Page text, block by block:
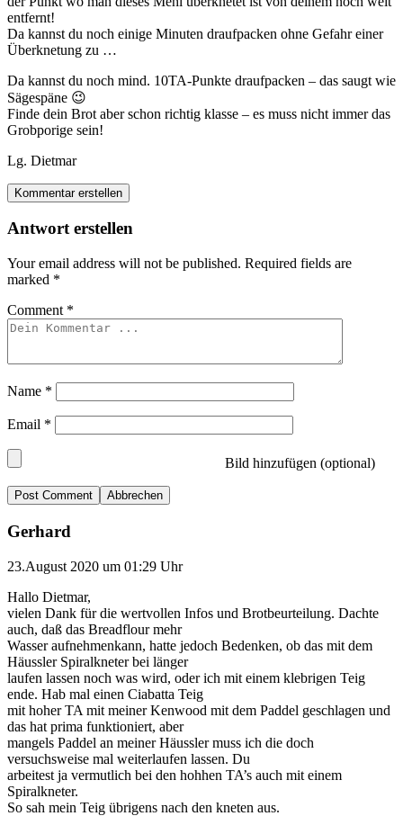
entfernt!
Da kannst du noch einige Minuten draufpacken ohne Gefahr einer
Überknetung zu …
Da kannst du noch mind. 10TA-Punkte draufpacken – das saugt wie
Sägespäne 😉
Finde dein Brot aber schon richtig klasse – es muss nicht immer das
Grobporige sein!
Lg. Dietmar
Kommentar erstellen
Antwort erstellen
Your email address will not be published. Required fields are
marked *
Comment *
Name *
Email *
Bild hinzufügen (optional)
Abbrechen
Gerhard
23.August 2020 um 01:29 Uhr
Hallo Dietmar,
vielen Dank für die wertvollen Infos und Brotbeurteilung. Dachte
auch, daß das Breadflour mehr
Wasser aufnehmenkann, hatte jedoch Bedenken, ob das mit dem
Häussler Spiralkneter bei länger
laufen lassen noch was wird, oder ich mit einem klebrigen Teig
ende. Hab mal einen Ciabatta Teig
mit hoher TA mit meiner Kenwood mit dem Paddel geschlagen und
das hat prima funktioniert, aber
mangels Paddel an meiner Häussler muss ich die doch
versuchsweise mal weiterlaufen lassen. Du
arbeitest ja vermutlich bei den hohhen TA’s auch mit einem
Spiralkneter.
So sah mein Teig übrigens nach den kneten aus.